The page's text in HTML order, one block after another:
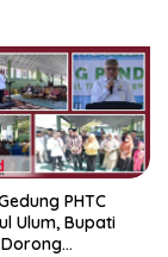
PHTC
Ulum, Bupati